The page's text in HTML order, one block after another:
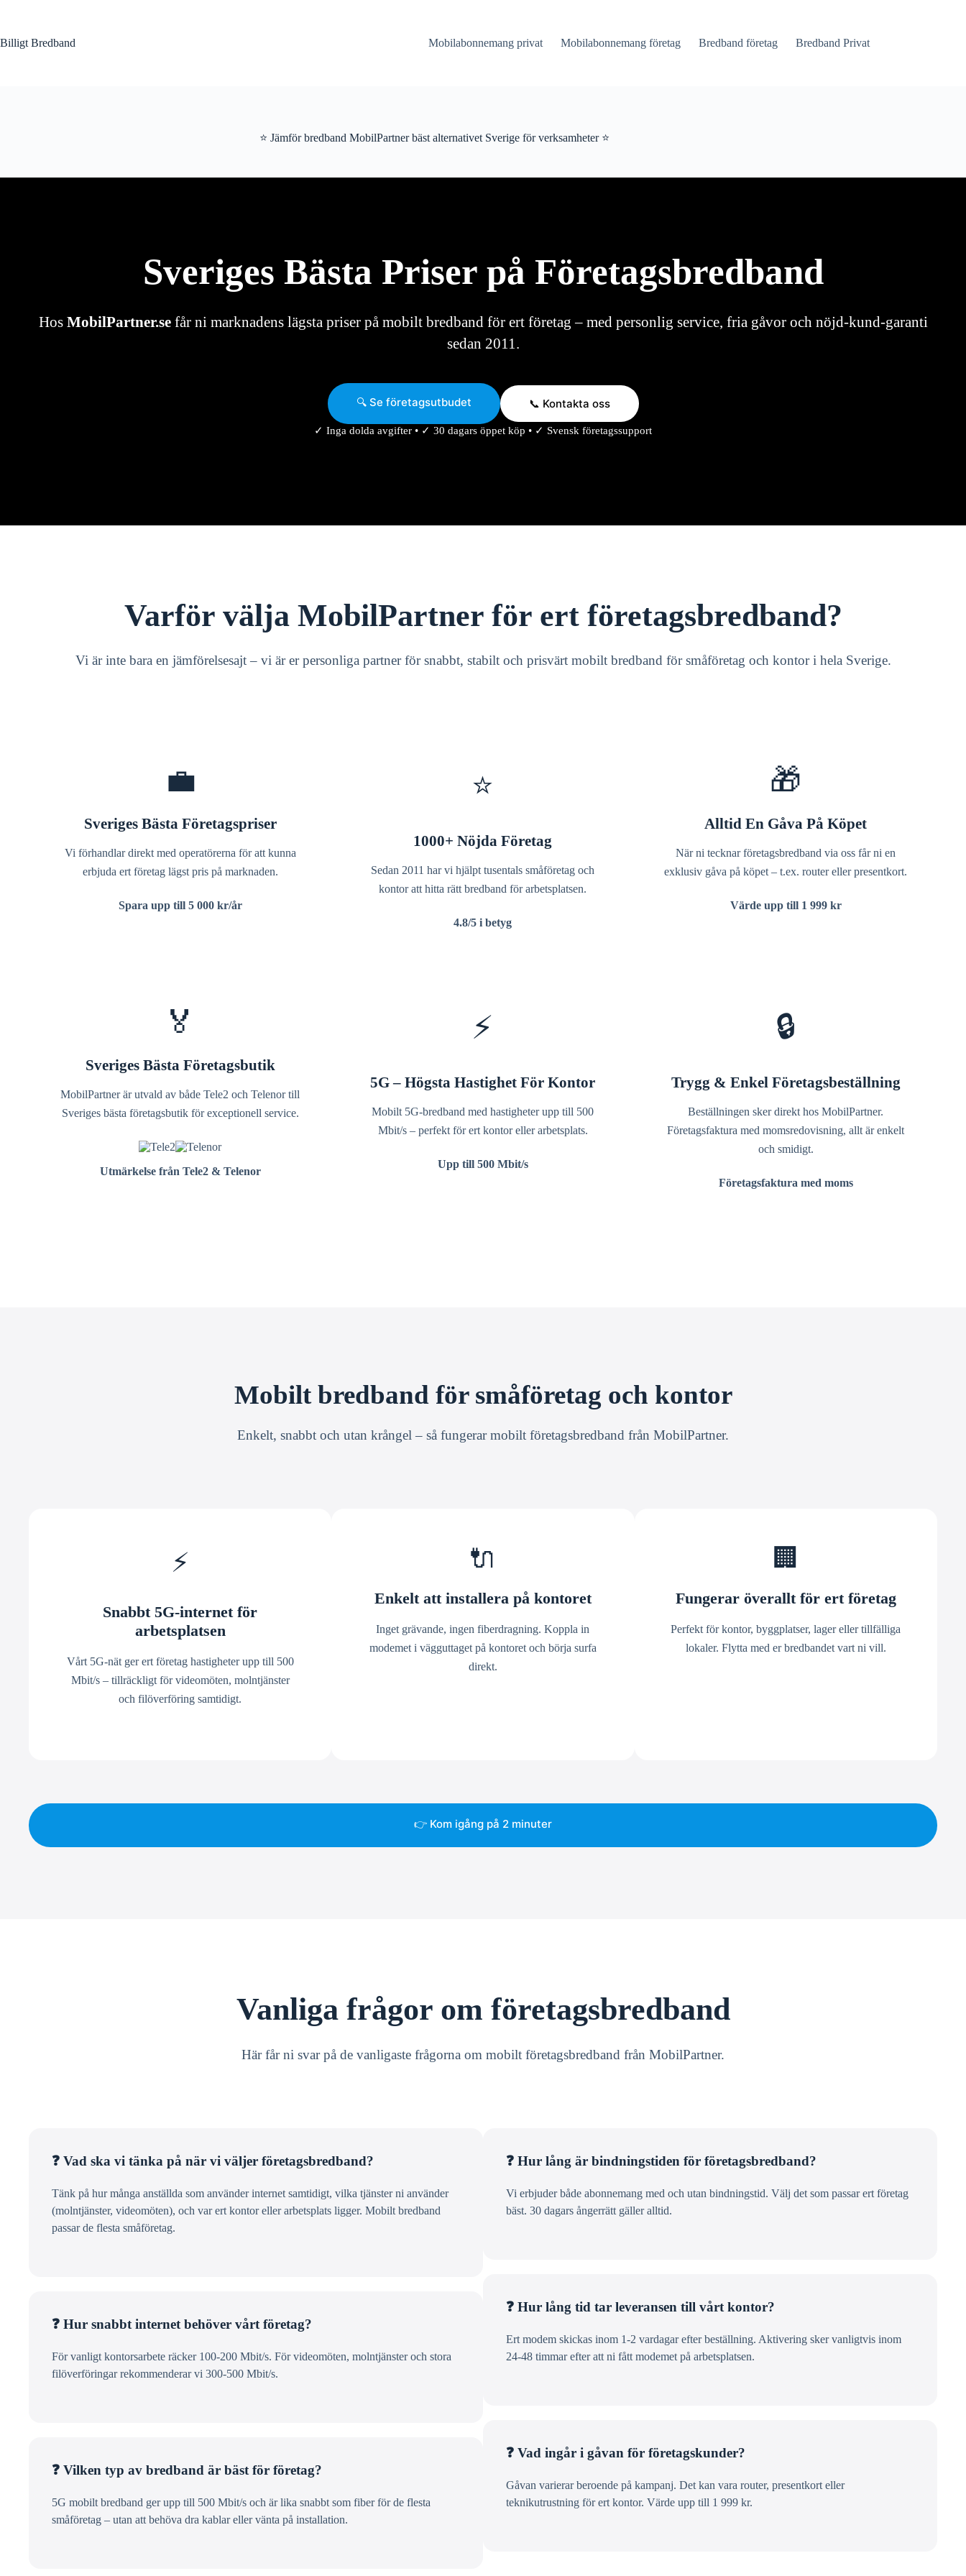
Billigt Bredband
Mobilabonnemang privat Mobilabonnemang företag Bredband företag Bredband Privat
⭐ Jämför bredband MobilPartner bäst alternativet Sverige för verksamheter ⭐
Sveriges Bästa Priser på Företagsbredband
Hos MobilPartner.sefår ni marknadens lägsta priser på mobilt bredband för ert företag – med personlig service, fria gåvor och nöjd-kund-garanti
sedan 2011.
🔍 Se företagsutbudet 📞 Kontakta oss
✓ Inga dolda avgifter • ✓ 30 dagars öppet köp • ✓ Svensk företagssupport
Varför välja MobilPartner för ert företagsbredband?
Vi är inte bara en jämförelsesajt – vi är er personliga partner för snabbt, stabilt och prisvärt mobilt bredband för småföretag och kontor i hela Sverige.
💼
Sveriges Bästa Företagspriser
Vi förhandlar direkt med operatörerna för att kunna
erbjuda ert företag lägst pris på marknaden.
Spara upp till 5 000 kr/år
⭐
1000+ Nöjda Företag
Sedan 2011 har vi hjälpt tusentals småföretag och
kontor att hitta rätt bredband för arbetsplatsen.
4.8/5 i betyg
🎁
Alltid En Gåva På Köpet
När ni tecknar företagsbredband via oss får ni en
exklusiv gåva på köpet – t.ex. router eller presentkort.
Värde upp till 1 999 kr
🏅
Sveriges Bästa Företagsbutik
MobilPartner är utvald av både Tele2 och Telenor till
Sveriges bästa företagsbutik för exceptionell service.
Utmärkelse från Tele2 & Telenor
⚡
5G – Högsta Hastighet För Kontor
Mobilt 5G-bredband med hastigheter upp till 500
Mbit/s – perfekt för ert kontor eller arbetsplats.
Upp till 500 Mbit/s
🔒
Trygg & Enkel Företagsbeställning
Beställningen sker direkt hos MobilPartner.
Företagsfaktura med momsredovisning, allt är enkelt
och smidigt.
Företagsfaktura med moms
Mobilt bredband för småföretag och kontor
Enkelt, snabbt och utan krångel – så fungerar mobilt företagsbredband från MobilPartner.
⚡
Snabbt 5G-internet för
arbetsplatsen
Vårt 5G-nät ger ert företag hastigheter upp till 500
Mbit/s – tillräckligt för videomöten, molntjänster
och filöverföring samtidigt.
🔌
Enkelt att installera på kontoret
Inget grävande, ingen fiberdragning. Koppla in
modemet i vägguttaget på kontoret och börja surfa
direkt.
🏢
Fungerar överallt för ert företag
Perfekt för kontor, byggplatser, lager eller tillfälliga
lokaler. Flytta med er bredbandet vart ni vill.
👉 Kom igång på 2 minuter
Vanliga frågor om företagsbredband
Här får ni svar på de vanligaste frågorna om mobilt företagsbredband från MobilPartner.
❓ Vad ska vi tänka på när vi väljer företagsbredband?
Tänk på hur många anställda som använder internet samtidigt, vilka tjänster ni använder
(molntjänster, videomöten), och var ert kontor eller arbetsplats ligger. Mobilt bredband
passar de flesta småföretag.
❓ Hur snabbt internet behöver vårt företag?
För vanligt kontorsarbete räcker 100-200 Mbit/s. För videomöten, molntjänster och stora
filöverföringar rekommenderar vi 300-500 Mbit/s.
❓ Vilken typ av bredband är bäst för företag?
5G mobilt bredband ger upp till 500 Mbit/s och är lika snabbt som fiber för de flesta
småföretag – utan att behöva dra kablar eller vänta på installation.
❓ Hur lång är bindningstiden för företagsbredband?
Vi erbjuder både abonnemang med och utan bindningstid. Välj det som passar ert företag
bäst. 30 dagars ångerrätt gäller alltid.
❓ Hur lång tid tar leveransen till vårt kontor?
Ert modem skickas inom 1-2 vardagar efter beställning. Aktivering sker vanligtvis inom
24-48 timmar efter att ni fått modemet på arbetsplatsen.
❓ Vad ingår i gåvan för företagskunder?
Gåvan varierar beroende på kampanj. Det kan vara router, presentkort eller
teknikutrustning för ert kontor. Värde upp till 1 999 kr.